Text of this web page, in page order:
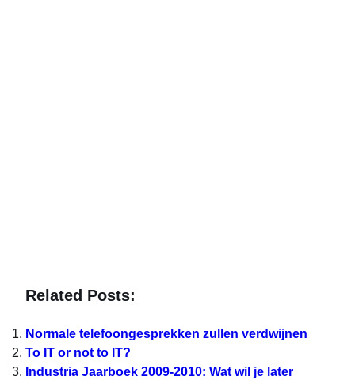
Related Posts:
Normale telefoongesprekken zullen verdwijnen
To IT or not to IT?
Industria Jaarboek 2009-2010: Wat wil je later